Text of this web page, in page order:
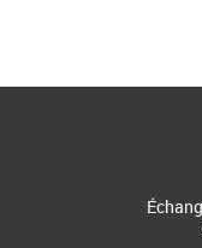
haut sommet de